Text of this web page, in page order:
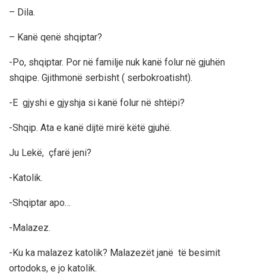
– Dila.
– Kanë qenë shqiptar?
-Po, shqiptar. Por në familje nuk kanë folur në gjuhën
shqipe. Gjithmonë serbisht ( serbokroatisht).
-E gjyshi e gjyshja si kanë folur në shtëpi?
-Shqip. Ata e kanë dijtë mirë këtë gjuhë.
Ju Lekë, çfarë jeni?
-Katolik.
-Shqiptar apo…
-Malazez.
-Ku ka malazez katolik? Malazezët janë të besimit
ortodoks, e jo katolik.